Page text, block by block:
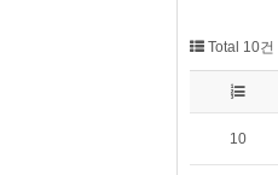
Total 10건
10